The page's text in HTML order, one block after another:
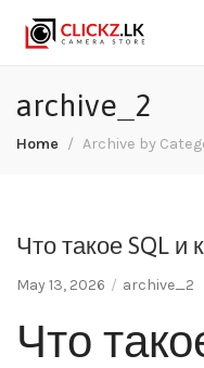
archive_2
Home Archive by
Что такое SQL и
May 13, 2026 archive_2
Что